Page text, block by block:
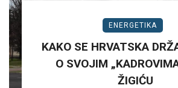
ENERGETIKA
KAKO SE HRVATSKA
O SVOJIM
ŽIGIĆU